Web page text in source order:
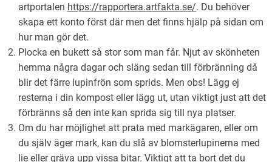
artportalen https://rapportera.artfakta.se/. Du behöver
skapa ett konto först där men det finns hjälp på sidan om
hur man gör det.
Plocka en bukett så stor som man får. Njut av skönheten
hemma några dagar och släng sedan till förbränning då
blir det färre lupinfrön som sprids. Men obs! Lägg ej
resterna i din kompost eller lägg ut, utan viktigt just att det
förbränns så den inte kan sprida sig till nya platser.
Om du har möjlighet att prata med markägaren, eller om
du själv äger mark, kan du slå av blomsterlupinerna med
lie eller gräva upp vissa bitar. Viktigt att ta bort det du